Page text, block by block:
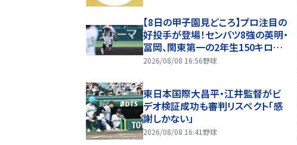
【8日の甲子園見どころ】プロ注目の
好投手が登場！センバツ8強の英明・
冨岡、関東第一の2年生150キロ右
腕・高橋の投げ合いに期待
2026/08/08 16:56野球
東日本国際大昌平・江井監督がビ
デオ検証成功も審判リスペクト「感
謝しかない」
2026/08/08 16:41 野球